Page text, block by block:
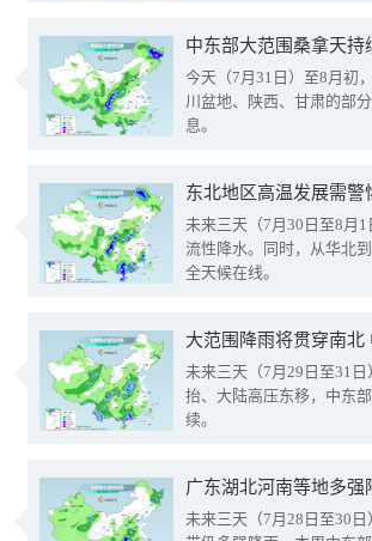
中东部大范围桑拿天
今天（7月31日）至8月初
川盆地、陕西、甘肃的部
息。
东北地区高温发展需
未来三天（7月30日至8月
流性降水。同时，从华北
全天候在线。
大范围降雨将贯穿南
未来三天（7月29日至31
抬、大陆高压东移，中东
续。
广东湖北河南等地多
未来三天（7月28日至30